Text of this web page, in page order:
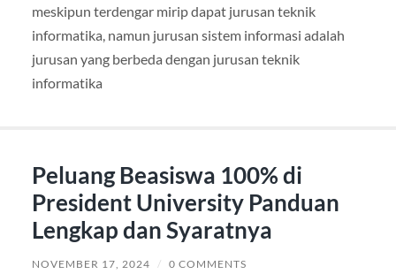
meskipun terdengar mirip dapat jurusan teknik
informatika, namun jurusan sistem informasi adalah
jurusan yang berbeda dengan jurusan teknik
informatika
Peluang Beasiswa 100% di
President University Panduan
Lengkap dan Syaratnya
NOVEMBER 17, 2024 / 0 COMMENTS